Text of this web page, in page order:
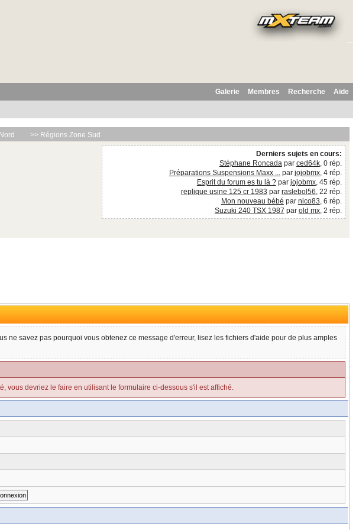
Aide
Recherche
Membres
Galerie
>> Régions Zone Sud
Derniers sujets en cours:
Stéphane Roncadapar ced64k, 0 rép.
Préparations Suspensions Maxx ...par jojobmx, 4 rép.
Esprit du forum es tu là ?par jojobmx, 45 rép.
replique usine 125 cr 1983 par raslebol56, 22 rép.
Mon nouveau bébé par nico83, 6 rép.
Suzuki 240 TSX 1987 par old mx, 2 rép.
ne savez pas pourquoi vous obtenez ce message d'erreur, lisez les fichiers d'aide pour de plus amples
vous devriez le faire en utilisant le formulaire ci-dessous s'il est affiché.